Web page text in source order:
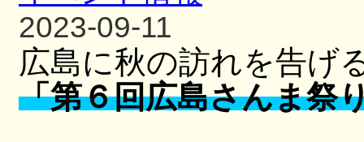
2023-09-11
広島に秋の訪れを告げ
「第６回広島さんま祭